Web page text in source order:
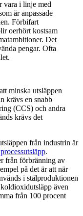
vara i linje med
är anpassade
Förbifart
oerhört kostsam
Det
pengar. Ofta
minska utsläppen
krävs en snabb
(CCS) och andra
krävs det
från industrin är
processutsläpp.
från förbränning av
på det är att när
i stålproduktionen
även
från 100 procent